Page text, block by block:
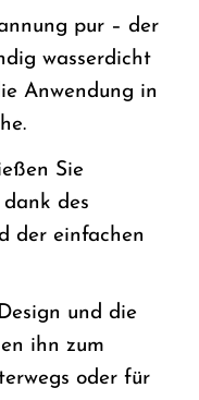
pur – der
wasserdicht
Anwendung in
Sie
des
der einfachen
und die
ihn zum
oder für